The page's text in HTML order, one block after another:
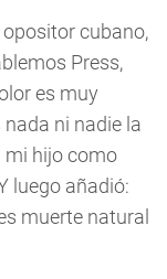
cubano,
Press,
es muy
ni nadie la
mi hijo como
luego añadió:
muerte natural